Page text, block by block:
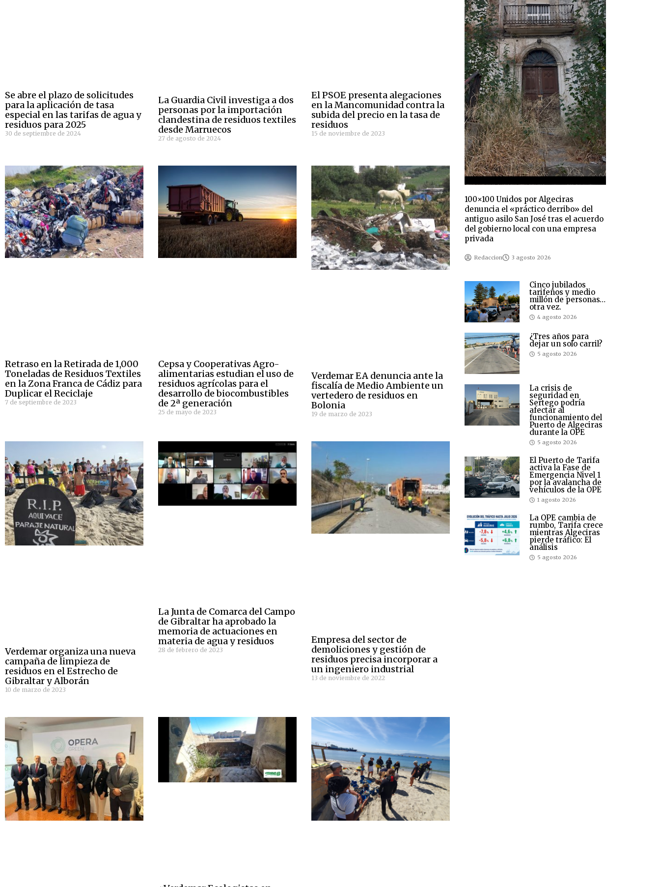
Se abre el plazo de solicitudes
para la aplicación de tasa
especial en las tarifas de agua y
residuos para 2025
30 de septiembre de 2024
La Guardia Civil investiga a dos
personas por la importación
clandestina de residuos textiles
desde Marruecos
27 de agosto de 2024
El PSOE presenta alegaciones
en la Mancomunidad contra la
subida del precio en la tasa de
residuos
15 de noviembre de 2023
Retraso en la Retirada de 1,000
Toneladas de Residuos Textiles
en la Zona Franca de Cádiz para
Duplicar el Reciclaje
7 de septiembre de 2023
Cepsa y Cooperativas Agro-
alimentarias estudian el uso de
residuos agrícolas para el
desarrollo de biocombustibles
de 2ª generación
25 de mayo de 2023
Verdemar EA denuncia ante la
fiscalía de Medio Ambiente un
vertedero de residuos en
Bolonia
19 de marzo de 2023
Verdemar organiza una nueva
campaña de limpieza de
residuos en el Estrecho de
Gibraltar y Alborán
10 de marzo de 2023
La Junta de Comarca del Campo
de Gibraltar ha aprobado la
memoria de actuaciones en
materia de agua y residuos
28 de febrero de 2023
Empresa del sector de
demoliciones y gestión de
residuos precisa incorporar a
un ingeniero industrial
13 de noviembre de 2022
100×100 Unidos por Algeciras
denuncia el «práctico derribo» del
antiguo asilo San José tras el acuerdo
del gobierno local con una empresa
privada
Redaccion 3 agosto 2026
Cinco jubilados
tarifeños y medio
millón de personas…
otra vez.
4 agosto 2026
¿Tres años para
dejar un solo carril?
5 agosto 2026
La crisis de
seguridad en
Sertego podría
afectar al
funcionamiento del
Puerto de Algeciras
durante la OPE
5 agosto 2026
El Puerto de Tarifa
activa la Fase de
Emergencia Nivel 1
por la avalancha de
vehículos de la OPE
1 agosto 2026
La OPE cambia de
rumbo, Tarifa crece
mientras Algeciras
pierde tráfico: El
análisis
5 agosto 2026